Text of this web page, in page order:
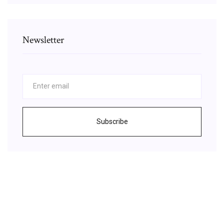
Newsletter
Subscribe